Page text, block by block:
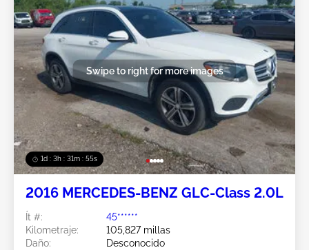
1d : 3h : 31m : 52s
Swipe to right for more images
2016 MERCEDES-BENZ GLC-Class 2.0L
Ít #:
45******
Kilometraje:
105,827 millas
Daño:
Desconocido